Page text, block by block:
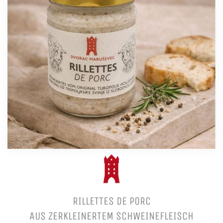
RILLETTES DE PORC
AUS ZERKLEINERTEM SCHWEINEFLEISCH